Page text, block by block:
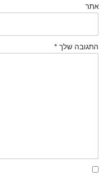
אתר
התגובה שלך *